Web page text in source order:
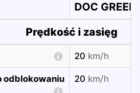
DOC
Prędkość i zasięg
20 km/h
odblokowaniu 20 km/h